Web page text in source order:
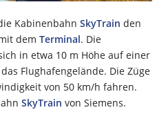
Kabinenbahn SkyTrain den
dem Terminal. Die
in etwa 10 m Höhe auf einer
Flughafengelände. Die Züge
von 50 km/h fahren.
SkyTrain von Siemens.